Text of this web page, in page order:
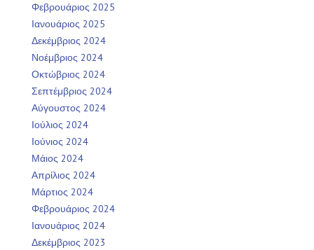
Φεβρουάριος 2025
Ιανουάριος 2025
Δεκέμβριος 2024
Νοέμβριος 2024
Οκτώβριος 2024
Σεπτέμβριος 2024
Αύγουστος 2024
Ιούλιος 2024
Ιούνιος 2024
Μάιος 2024
Απρίλιος 2024
Μάρτιος 2024
Φεβρουάριος 2024
Ιανουάριος 2024
Δεκέμβριος 2023